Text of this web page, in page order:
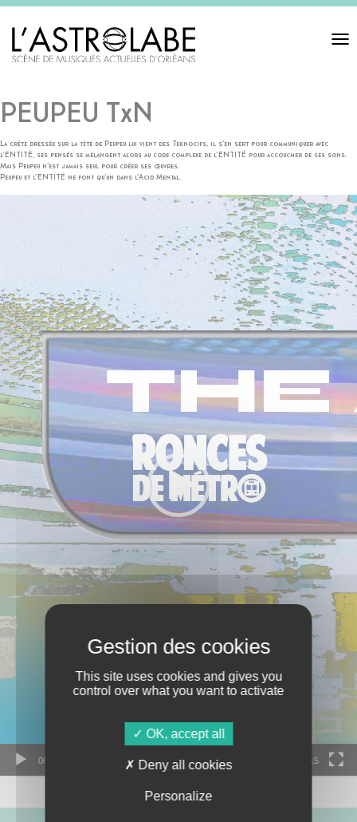
Toggle
PEUPEU TxN
La crête dressée sur la tête de Peupeu lui vient des Teknocifs, il s’en sert pour communiquer avec
l’ENTITÉ, ses pensés se mélangent alors au code complexe de l’ENTITÉ pour accoucher de ses sons.
Mais Peupeu n’est jamais seul pour créer ses œuvres.
Peupeu et l’ENTITÉ ne font qu’un dans l’Acid Mental.
00:00 00:15
This site uses cookies and gives you
control over what you want to activate
OK, accept all
Deny all cookies
Personalize